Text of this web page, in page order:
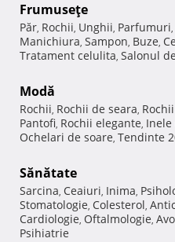
Frumuseţe
Păr, Rochii, Unghii, Parfumuri,
Manichiura, Sampon, Buze,
Tratament celulita, Salonul
Modă
Rochii, Rochii de seara,
Pantofi, Rochii elegante, Inele
Ochelari de soare, Tendinte
Sănătate
Sarcina, Ceaiuri, Inima,
Stomatologie, Colesterol,
Cardiologie, Oftalmologie,
Psihiatrie